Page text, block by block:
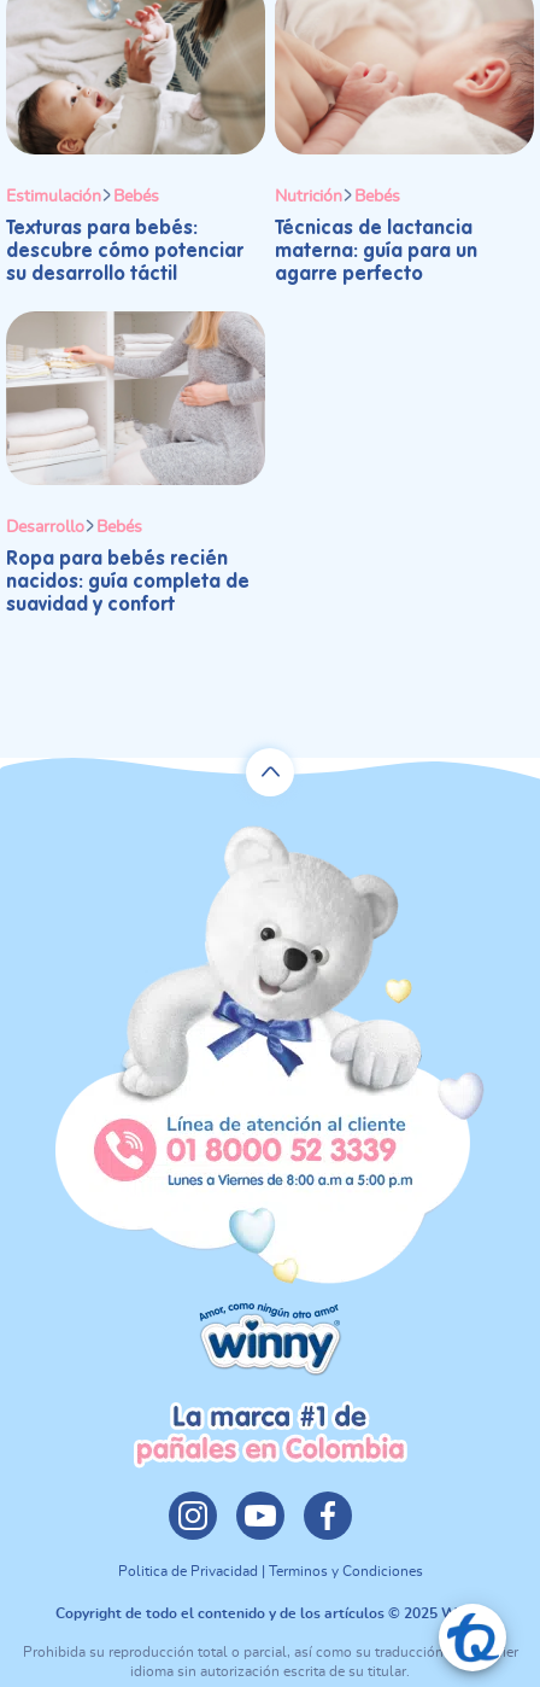
Estimulación Bebés
Texturas para bebés:
descubre cómo potenciar
su desarrollo táctil
Nutrición Bebés
Técnicas de lactancia
materna: guía para un
agarre perfecto
Desarrollo Bebés
Ropa para bebés recién
nacidos: guía completa de
suavidad y confort
Politica de Privacidad | Terminos y Condiciones
Copyright de todo el contenido y de los artículos © 2025 Winny
Prohibida su reproducción total o parcial, así como su traducción a cualquier
idioma sin autorización escrita de su titular.